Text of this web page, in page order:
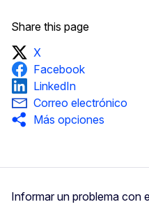
Share this page
X
Facebook
LinkedIn
Correo electrónico
Más opciones
Informar un problema con